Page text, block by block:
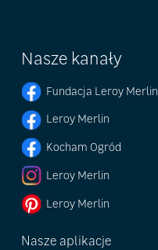
Nasze kanały
Fundacja Leroy Merlin
Leroy Merlin
Kocham Ogród
Leroy Merlin
Leroy Merlin
Nasze aplikacje